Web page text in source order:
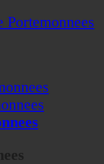
Portemonnees